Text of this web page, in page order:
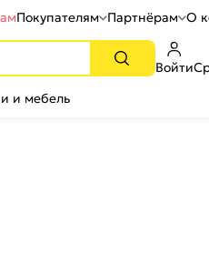
Покупателям Партнёрам О
Войти
и мебель